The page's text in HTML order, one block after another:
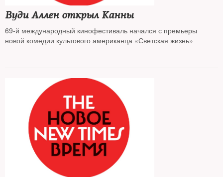
Вуди Аллен открыл Канны
69-й международный кинофестиваль начался с премьеры
новой комедии культового американца «Светская жизнь»